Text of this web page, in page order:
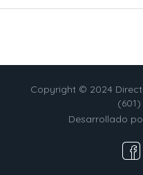
Copyright © 2024
Desarrollado